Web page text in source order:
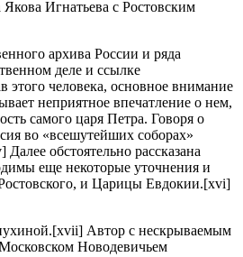
Игнатьева с Ростовским
архива России и ряда
деле и ссылке
этого человека, основное внимание
неприятное впечатление о нем,
самого царя Петра. Говоря о
во «всешутейших соборах»
обстоятельно рассказана
еще некоторые уточнения и
Ростовского, и Царицы Евдокии.[xvi]
Автор с нескрываемым
Новодевичьем